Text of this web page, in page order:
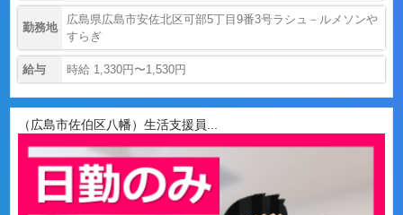
勤務地
広島県広島市安佐北区可部5丁目9番3号ラシュ－ルメソンや
すらぎ
給与 時給 1,330円〜1,530円
（広島市佐伯区八幡）生活支援員...